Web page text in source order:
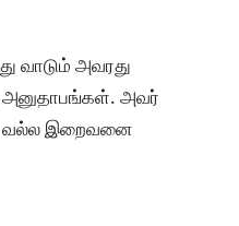
வாடும் அவரது
அனுதாபங்கள். அவர்
வல்ல இறைவனை